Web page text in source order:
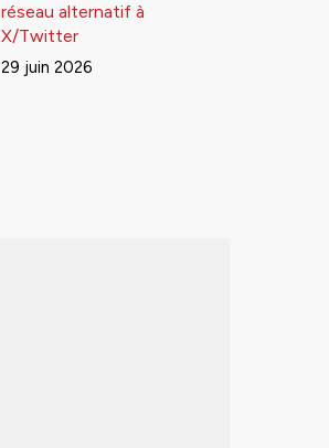
réseau alternatif à
X/Twitter
29 juin 2026